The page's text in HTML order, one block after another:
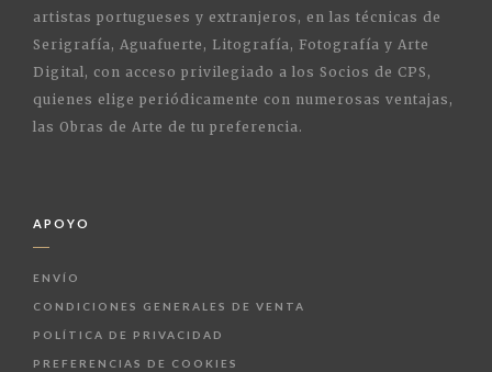
artistas portugueses y extranjeros, en las técnicas de
Serigrafía, Aguafuerte, Litografía, Fotografía y Arte
Digital, con acceso privilegiado a los Socios de CPS,
quienes elige periódicamente con numerosas ventajas,
las Obras de Arte de tu preferencia.
APOYO
ENVÍO
CONDICIONES GENERALES DE VENTA
POLÍTICA DE PRIVACIDAD
PREFERENCIAS DE COOKIES